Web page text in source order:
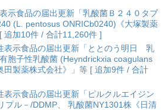
示食品の届出更新「乳酸菌Ｂ２４０タブ
(L. pentosus ONRICb0240)《大塚製薬
追加10件 / 合計11,260件 ]
表示食品の届出更新「ととのう明日 乳
胞子性乳酸菌 (Heyndrickxia coagulans
田製薬株式会社》」等 [ 追加9件 / 合計
表示食品の届出更新「ピルクルエイジン
ル－/DDMP、 乳酸菌NY1301株《日清